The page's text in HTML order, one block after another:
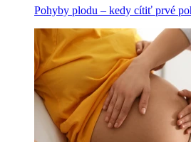
Pohyby plodu – kedy cítiť prvé